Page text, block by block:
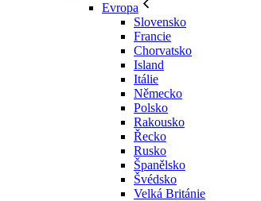
Evropa
Slovensko
Francie
Chorvatsko
Island
Itálie
Německo
Polsko
Rakousko
Řecko
Rusko
Španělsko
Švédsko
Velká Británie